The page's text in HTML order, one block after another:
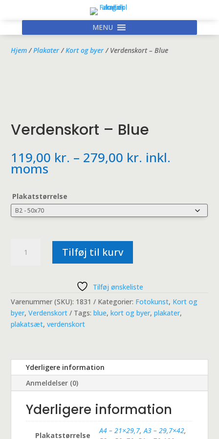
MENU
Hjem/Plakater/Kort og byer/ Verdenskort – Blue
Verdenskort – Blue
119,00 kr. – 279,00 kr. Prisinterval:
119,00 kr.
inkl.
moms
Plakatstørrelse
Tilføj til kurv
Tilføj ønskeliste
Varenummer (SKU): 1831 Kategorier: Fotokunst, Kort og
byer,Verdenskort Tags:blue,kort og byer,plakater,
plakatsæt,verdenskort
Yderligere information
Anmeldelser (0)
Yderligere information
Plakatstørrelse
A4 – 21×29,7,A3 – 29,7×42,